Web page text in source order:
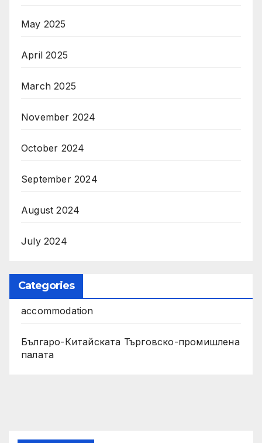
May 2025
April 2025
March 2025
November 2024
October 2024
September 2024
August 2024
July 2024
Categories
accommodation
Българо-Китайската Търговско-промишлена
палата